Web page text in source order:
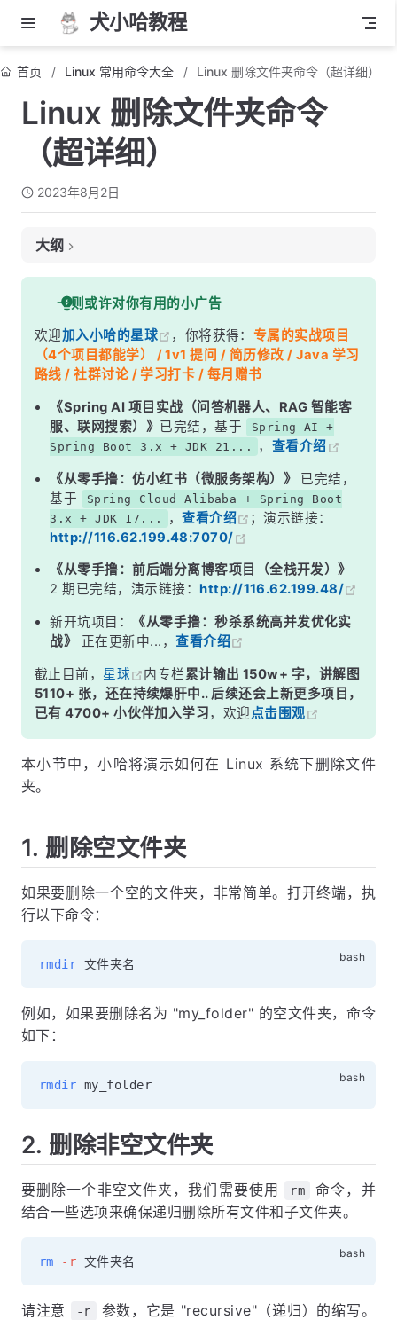
犬小哈教程
首页 Linux 常用命令大全 Linux 删除文件夹命令（超详细）
Linux 删除文件夹命令
（超详细）
2023年8月2日
大纲
1. 删除空文件夹
2. 删除非空文件夹
3. 确认删除
4. 强制删除
5. 删除多个文件夹
最后
一则或许对你有用的小广告
欢迎加入小哈的星球 ，你将获得： 专属的实战项目
（4个项目都能学） / 1v1 提问 / 简历修改 / Java 学习
路线 / 社群讨论 / 学习打卡 / 每月赠书
《Spring AI 项目实战（问答机器人、RAG 智能客
服、联网搜索）》 已完结，基于
Spring AI +
Spring Boot 3.x + JDK 21...
， 查看介绍
《从零手撸：仿小红书（微服务架构）》
已完结，
基于
Spring Cloud Alibaba + Spring Boot
3.x + JDK 17...
，查看介绍
；演示链接：
http://116.62.199.48:7070/
《从零手撸：前后端分离博客项目（全栈开发）》
2 期已完结，演示链接： http://116.62.199.48/
新开坑项目：
《从零手撸：秒杀系统高并发优化实
战》
正在更新中...，查看介绍
截止目前， 星球 内专栏累计输出 150w+ 字，讲解图
5110+ 张，还在持续爆肝中.. 后续还会上新更多项目，
已有 4700+ 小伙伴加入学习，欢迎点击围观
本小节中，小哈将演示如何在 Linux 系统下删除文件
夹。
1. 删除空文件夹
如果要删除一个空的文件夹，非常简单。打开终端，执
行以下命令：
rmdir
例如，如果要删除名为 "my_folder" 的空文件夹，命令
如下：
rmdir
2. 删除非空文件夹
要删除一个非空文件夹，我们需要使用 rm
命令，并
结合一些选项来确保递归删除所有文件和子文件夹。
rm -r
请注意 -r
参数，它是 "recursive"（递归）的缩写。